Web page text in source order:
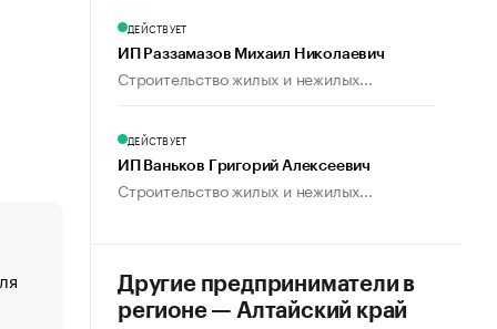
«От спорта тело стареет иначе». Как живет глава
создавшей GTA
ДЕЙСТВУЕТ
ИП Раззамазов Михаил Николаевич
Строительство жилых и нежилых...
ДЕЙСТВУЕТ
ИП Ваньков Григорий Алексеевич
Строительство жилых и нежилых...
Другие предприниматели в
регионе — Алтайский край